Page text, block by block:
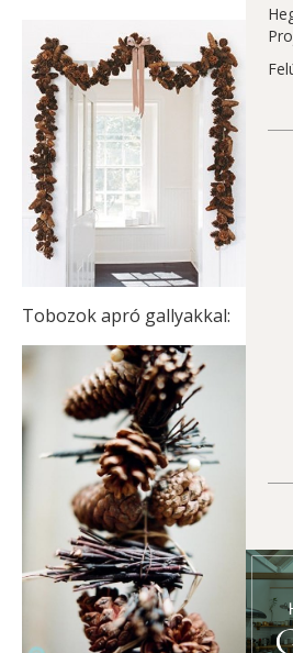
Tobozok apró gallyakkal: